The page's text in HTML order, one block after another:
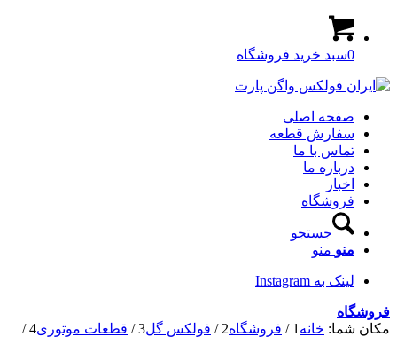
0سبد خرید فروشگاه
صفحه اصلی
سفارش قطعه
تماس با ما
درباره ما
اخبار
فروشگاه
جستجو
منو منو
لینک به Instagram
فروشگاه
مکان شما: خانه 1
/ فروشگاه2
/ فولکس گل3
/ قطعات موتوری4
/